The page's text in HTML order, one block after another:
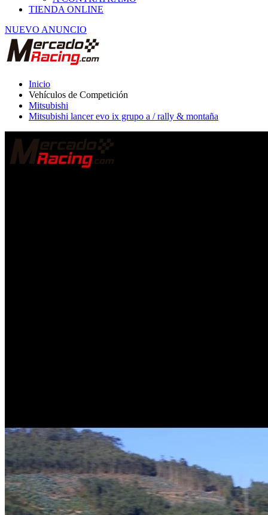
NUEVO ANUNCIO
Vehículos de Competición
Mitsubishi
Mitsubishi lancer evo ix grupo a / rally & montaña